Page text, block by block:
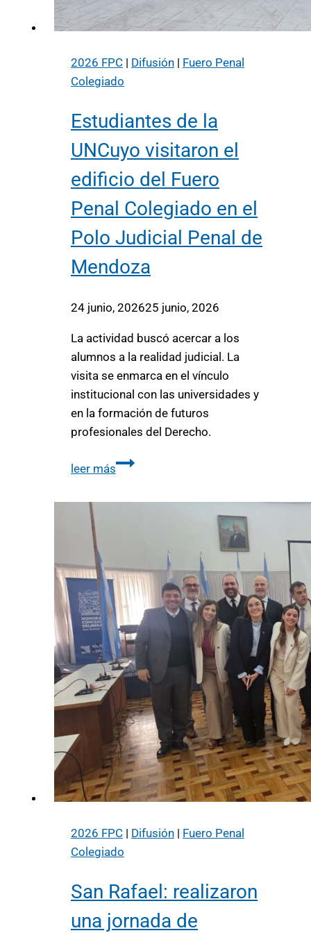
2026 FPC | Difusión | Fuero Penal
Colegiado
Estudiantes de la
UNCuyo visitaron el
edificio del Fuero
Penal Colegiado en el
Polo Judicial Penal de
Mendoza
24 junio, 202625 junio, 2026
La actividad buscó acercar a los
alumnos a la realidad judicial. La
visita se enmarca en el vínculo
institucional con las universidades y
en la formación de futuros
profesionales del Derecho.
leer más
2026 FPC | Difusión | Fuero Penal
Colegiado
San Rafael: realizaron
una jornada de